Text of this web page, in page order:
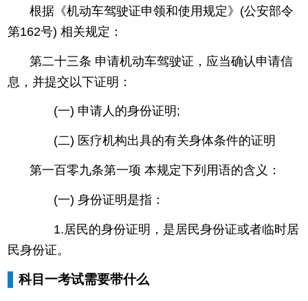
根据《机动车驾驶证申领和使用规定》(公安部令
第162号) 相关规定：
第二十三条 申请机动车驾驶证，应当确认申请信
息，并提交以下证明：
(一) 申请人的身份证明;
(二) 医疗机构出具的有关身体条件的证明
第一百零九条第一项 本规定下列用语的含义：
(一) 身份证明是指：
1.居民的身份证明，是居民身份证或者临时居
民身份证。
科目一考试需要带什么